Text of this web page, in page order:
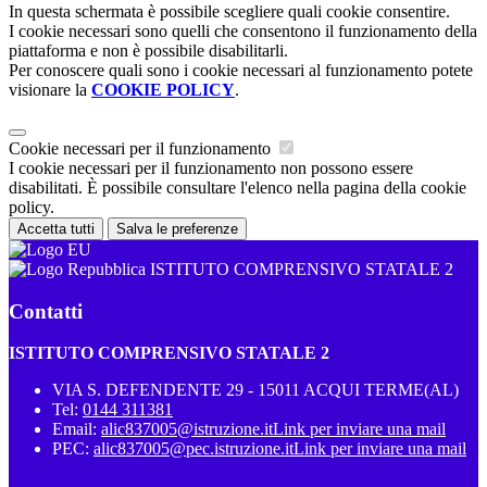
In questa schermata è possibile scegliere quali cookie consentire.
I cookie necessari sono quelli che consentono il funzionamento della
piattaforma e non è possibile disabilitarli.
Per conoscere quali sono i cookie necessari al funzionamento potete
visionare la COOKIE POLICY.
Cookie necessari per il funzionamento
I cookie necessari per il funzionamento non possono essere
disabilitati. È possibile consultare l'elenco nella pagina della cookie
policy.
Accetta tutti Salva le preferenze
ISTITUTO COMPRENSIVO STATALE 2
Contatti
ISTITUTO COMPRENSIVO STATALE 2
VIA S. DEFENDENTE 29 - 15011 ACQUI TERME(AL)
Tel: 0144 311381
Email: alic837005@istruzione.itLink per inviare una mail
PEC: alic837005@pec.istruzione.itLink per inviare una mail